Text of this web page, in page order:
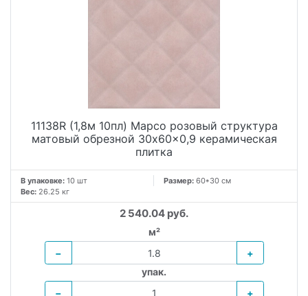
11138R (1,8м 10пл) Марсо розовый структура
матовый обрезной 30x60x0,9 керамическая
плитка
В упаковке: 10 шт Размер: 60*30 см
Вес: 26.25 кг
2 540.04 руб.
м²
−
+
упак.
−
+